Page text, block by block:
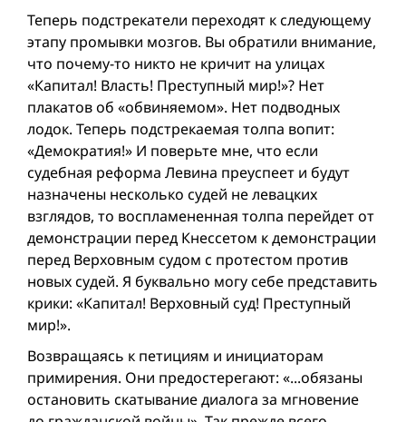
Теперь подстрекатели переходят к следующему
этапу промывки мозгов. Вы обратили внимание,
что почему-то никто не кричит на улицах
«Капитал! Власть! Преступный мир!»? Нет
плакатов об «обвиняемом». Нет подводных
лодок. Теперь подстрекаемая толпа вопит:
«Демократия!» И поверьте мне, что если
судебная реформа Левина преуспеет и будут
назначены несколько судей не левацких
взглядов, то воспламененная толпа перейдет от
демонстрации перед Кнессетом к демонстрации
перед Верховным судом с протестом против
новых судей. Я буквально могу себе представить
крики: «Капитал! Верховный суд! Преступный
мир!».
Возвращаясь к петициям и инициаторам
примирения. Они предостерегают: «...обязаны
остановить скатывание диалога за мгновение